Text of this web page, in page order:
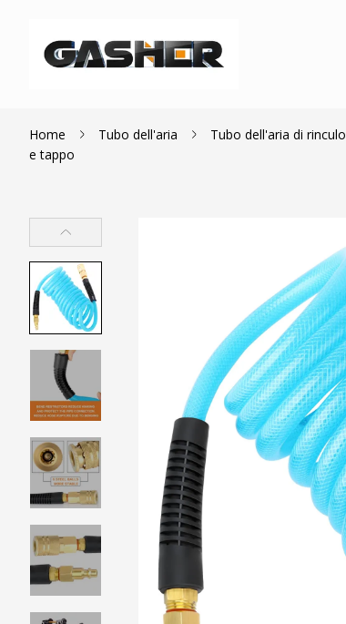
Home Tubo dell'aria Tubo dell'aria di rinculo
e tappo